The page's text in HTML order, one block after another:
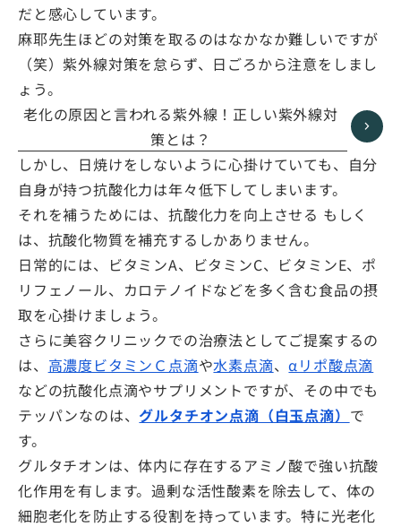
だと感心しています。
麻耶先生ほどの対策を取るのはなかなか難しいですが
（笑）紫外線対策を怠らず、日ごろから注意をしまし
ょう。
老化の原因と言われる紫外線！正しい紫外線対
策とは？
しかし、日焼けをしないように心掛けていても、自分
自身が持つ抗酸化力は年々低下してしまいます。
それを補うためには、抗酸化力を向上させる もしく
は、抗酸化物質を補充するしかありません。
日常的には、ビタミンA、ビタミンC、ビタミンE、ポ
リフェノール、カロテノイドなどを多く含む食品の摂
取を心掛けましょう。
さらに美容クリニックでの治療法としてご提案するの
は、 高濃度ビタミンＣ点滴や水素点滴、αリポ酸点滴
などの抗酸化点滴やサプリメントですが、その中でも
テッパンなのは、 グルタチオン点滴（白玉点滴） で
す。
グルタチオンは、体内に存在するアミノ酸で強い抗酸
化作用を有します。過剰な活性酸素を除去して、体の
細胞老化を防止する役割を持っています。特に光老化